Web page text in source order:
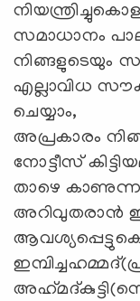
സമാധാനം
നിങ്ങളുടെയും
എല്ലാവിധ
ചെയ്യാം,
അപ്രകാരം
നോട്ടീസ്
താഴെ
അറിവുതരാന്‍